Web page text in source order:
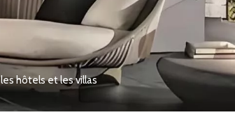
hôtels et les villas